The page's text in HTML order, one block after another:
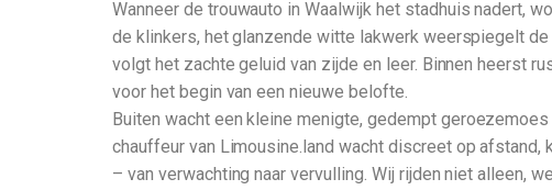
Wanneer de trouwauto in Waalwijk het stadhuis nadert,
de klinkers, het glanzende witte lakwerk weerspiegelt
volgt het zachte geluid van zijde en leer. Binnen heerst
voor het begin van een nieuwe belofte.
Buiten wacht een kleine menigte, gedempt
chauffeur van Limousine.land wacht discreet op afstand,
– van verwachting naar vervulling. Wij rijden niet alleen,